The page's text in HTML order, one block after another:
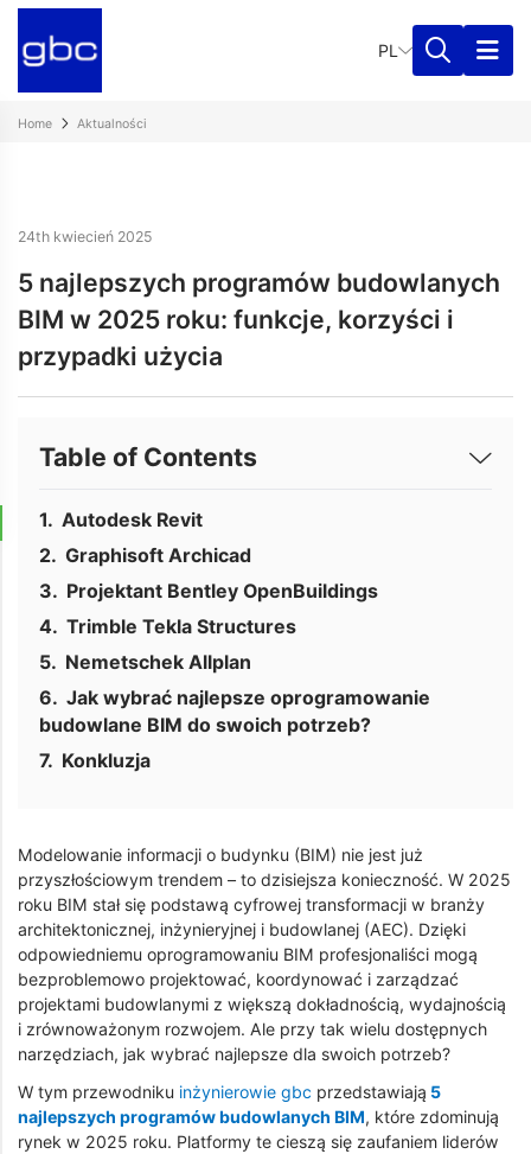
PL
Home Aktualności
24th kwiecień 2025
5 najlepszych programów budowlanych
BIM w 2025 roku: funkcje, korzyści i
przypadki użycia
Table of Contents
Autodesk Revit
Graphisoft Archicad
Projektant Bentley OpenBuildings
Trimble Tekla Structures
Nemetschek Allplan
Jak wybrać najlepsze oprogramowanie
budowlane BIM do swoich potrzeb?
Konkluzja
Modelowanie informacji o budynku (BIM) nie jest już
przyszłościowym trendem – to dzisiejsza konieczność. W 2025
roku BIM stał się podstawą cyfrowej transformacji w branży
architektonicznej, inżynieryjnej i budowlanej (AEC). Dzięki
odpowiedniemu oprogramowaniu BIM profesjonaliści mogą
bezproblemowo projektować, koordynować i zarządzać
projektami budowlanymi z większą dokładnością, wydajnością
i zrównoważonym rozwojem. Ale przy tak wielu dostępnych
narzędziach, jak wybrać najlepsze dla swoich potrzeb?
W tym przewodniku inżynierowie gbc przedstawiają 5
najlepszych programów budowlanych BIM, które zdominują
rynek w 2025 roku. Platformy te cieszą się zaufaniem liderów